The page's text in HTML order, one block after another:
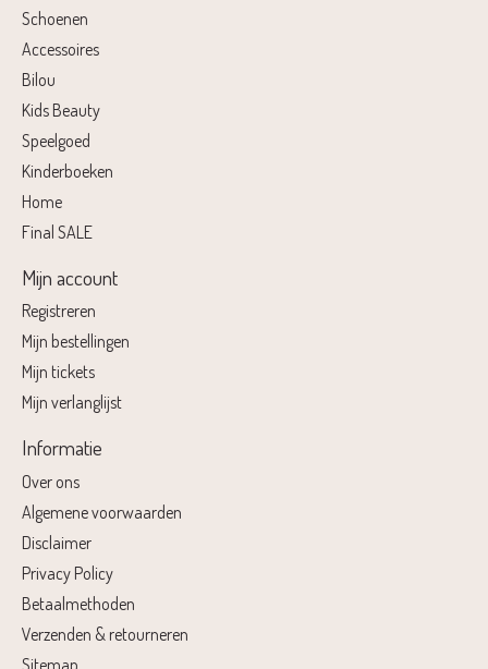
Schoenen
Accessoires
Bilou
Kids Beauty
Speelgoed
Kinderboeken
Home
Final SALE
Mijn account
Registreren
Mijn bestellingen
Mijn tickets
Mijn verlanglijst
Informatie
Over ons
Algemene voorwaarden
Disclaimer
Privacy Policy
Betaalmethoden
Verzenden & retourneren
Sitemap